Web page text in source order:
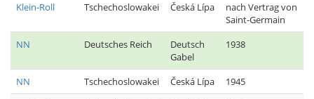
Klein-Roll
Tschechoslowakei Česká Lípa
nach Vertrag von
Saint-Germain
NN
Deutsches Reich
Deutsch
Gabel
1938
NN Tschechoslowakei Česká Lípa
1945